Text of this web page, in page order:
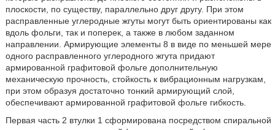
плоскости, по существу, параллельно друг другу. При этом
расправленные углеродные жгуты могут быть ориентированы как
вдоль фольги, так и поперек, а также в любом заданном
направлении. Армирующие элементы 8 в виде по меньшей мере
одного расправленного углеродного жгута придают
армированной графитовой фольге дополнительную
механическую прочность, стойкость к вибрационным нагрузкам,
при этом образуя достаточно тонкий армирующий слой,
обеспечивают армированной графитовой фольге гибкость.
Первая часть 2 втулки 1 сформирована посредством спиральной